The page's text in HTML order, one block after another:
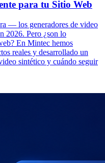
para tu Sitio Web
— los generadores de video
2026. Pero ¿son lo
En Mintec hemos
reales y desarrollado un
sintético y cuándo seguir